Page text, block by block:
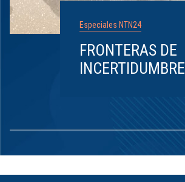
Especiales NTN24
FRONTERAS DE
INCERTIDUMBRE
8